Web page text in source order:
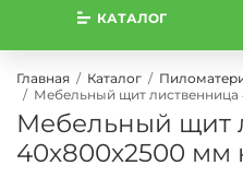
КАТАЛОГ
Главная Каталог
Мебельный щит лиственница
Мебельный щит
40х800х2500 мм